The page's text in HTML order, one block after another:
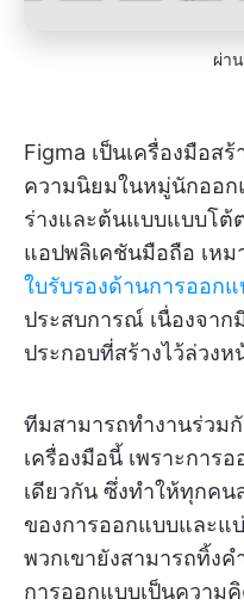
ผ่า
Figma เป็นเครื่องมือส
ความนิยมในหมู่นักออก
ร่างและต้นแบบแบบโต้
แอปพลิเคชันมือถือ เห
ใบรับรองด้านการออก
ประสบการณ์ เนื่องจา
ประกอบที่สร้างไว้ล่วง
ทีมสามารถทำงานร่วม
เครื่องมือนี้ เพราะการ
เดียวกัน ซึ่งทำให้ทุกค
ของการออกแบบและแ
พวกเขายังสามารถทิ้ง
การออกแบบเป็นความ